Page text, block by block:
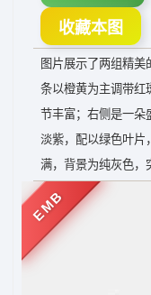
收藏本图
图片展示了两组精
条以橙黄为主调带红
节丰富；右侧是一朵
淡紫，配以绿色叶片
满，背景为纯灰色，
EMB